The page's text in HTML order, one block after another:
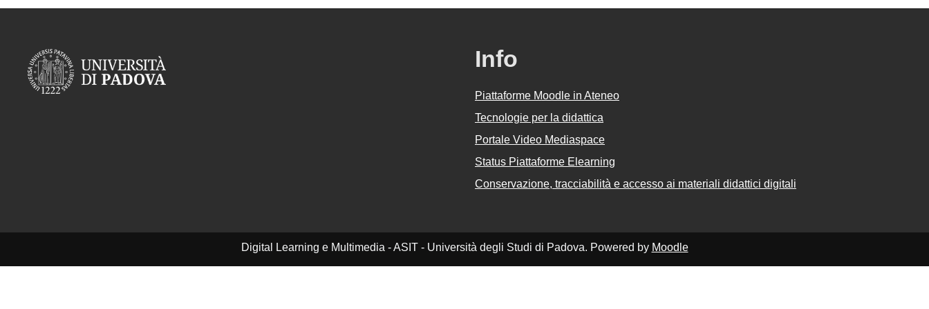
Info
Piattaforme Moodle in Ateneo
Tecnologie per la didattica
Portale Video Mediaspace
Status Piattaforme Elearning
Conservazione, tracciabilità e accesso ai materiali didattici digitali
Digital Learning e Multimedia - ASIT - Università degli Studi di Padova. Powered by Moodle